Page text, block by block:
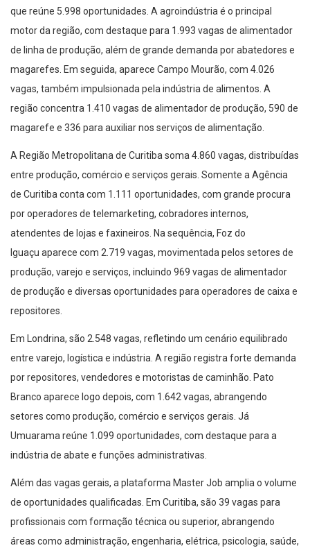
que reúne 5.998 oportunidades. A agroindústria é o principal
motor da região, com destaque para 1.993 vagas de alimentador
de linha de produção, além de grande demanda por abatedores e
magarefes. Em seguida, aparece Campo Mourão, com 4.026
vagas, também impulsionada pela indústria de alimentos. A
região concentra 1.410 vagas de alimentador de produção, 590 de
magarefe e 336 para auxiliar nos serviços de alimentação.
A Região Metropolitana de Curitiba soma 4.860 vagas, distribuídas
entre produção, comércio e serviços gerais. Somente a Agência
de Curitiba conta com 1.111 oportunidades, com grande procura
por operadores de telemarketing, cobradores internos,
atendentes de lojas e faxineiros. Na sequência, Foz do
Iguaçu aparece com 2.719 vagas, movimentada pelos setores de
produção, varejo e serviços, incluindo 969 vagas de alimentador
de produção e diversas oportunidades para operadores de caixa e
repositores.
Em Londrina, são 2.548 vagas, refletindo um cenário equilibrado
entre varejo, logística e indústria. A região registra forte demanda
por repositores, vendedores e motoristas de caminhão. Pato
Branco aparece logo depois, com 1.642 vagas, abrangendo
setores como produção, comércio e serviços gerais. Já
Umuarama reúne 1.099 oportunidades, com destaque para a
indústria de abate e funções administrativas.
Além das vagas gerais, a plataforma Master Job amplia o volume
de oportunidades qualificadas. Em Curitiba, são 39 vagas para
profissionais com formação técnica ou superior, abrangendo
áreas como administração, engenharia, elétrica, psicologia, saúde,